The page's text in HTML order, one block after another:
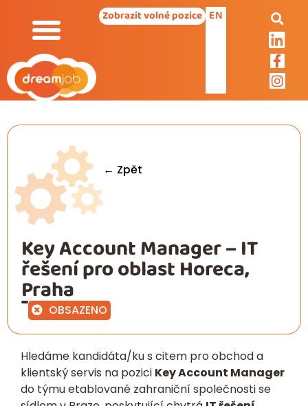
Zobrazit volné pozice EN
← Zpět
Key Account Manager – IT
řešení pro oblast Horeca,
Praha
OBSAZENO
Hledáme kandidáta/ku s citem pro obchod a
klientský servis na pozici Key Account Manager
do týmu etablované zahraniční společnosti se